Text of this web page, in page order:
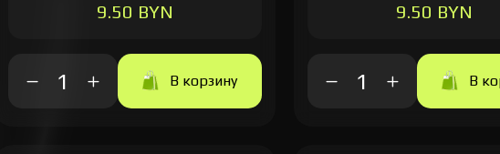
9.50 BYN
В корзину
9.50 BYN
В